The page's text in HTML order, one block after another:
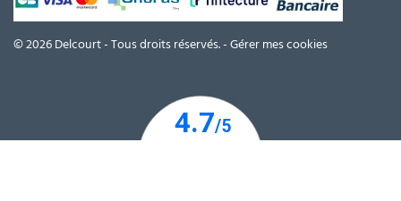
© 2026 Delcourt - Tous droits réservés. -Gérer mes cookies